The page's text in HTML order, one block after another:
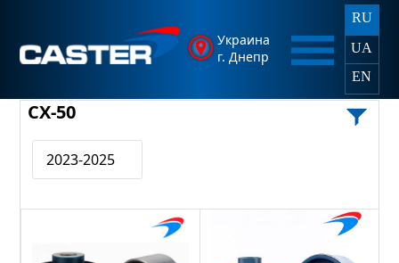
Украина
г. Днепр
RU
UA
EN
CX-50
2023-2025